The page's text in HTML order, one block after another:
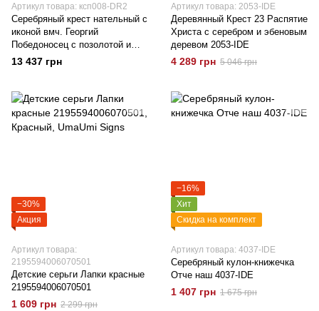
Артикул товара: ксп008-DR2
Серебряный крест нательный с
иконой вмч. Георгий
Победоносец с позолотой и
чернением круглый ксп008-DR
13 437 грн
Артикул товара: 2053-IDE
Деревянный Крест 23 Распятие
Христа с серебром и эбеновым
деревом 2053-IDE
4 289 грн 5 046 грн
−30%
Акция
Артикул товара:
2195594006070501
Детские серьги Лапки красные
2195594006070501
1 609 грн 2 299 грн
−16%
Хит
Скидка на комплект
Артикул товара: 4037-IDE
Серебряный кулон-книжечка
Отче наш 4037-IDE
1 407 грн 1 675 грн